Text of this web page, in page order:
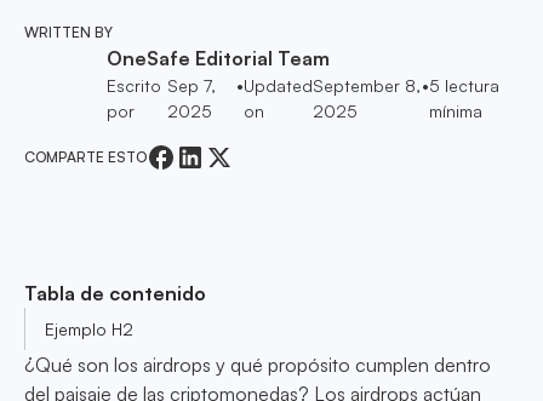
WRITTEN BY
OneSafe Editorial Team
Escrito
por
Sep 7,
2025
•Updated
on
September 8,
2025
•5 lectura
mínima
COMPARTE ESTO
Tabla de contenido
Ejemplo H2
¿Qué son los airdrops y qué propósito cumplen dentro
del paisaje de las criptomonedas? Los airdrops actúan